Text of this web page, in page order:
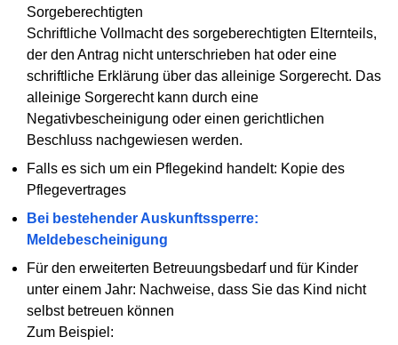
Sorgeberechtigten
Schriftliche Vollmacht des sorgeberechtigten Elternteils,
der den Antrag nicht unterschrieben hat oder eine
schriftliche Erklärung über das alleinige Sorgerecht. Das
alleinige Sorgerecht kann durch eine
Negativbescheinigung oder einen gerichtlichen
Beschluss nachgewiesen werden.
Falls es sich um ein Pflegekind handelt: Kopie des
Pflegevertrages
Bei bestehender Auskunftssperre:
Meldebescheinigung
Für den erweiterten Betreuungsbedarf und für Kinder
unter einem Jahr: Nachweise, dass Sie das Kind nicht
selbst betreuen können
Zum Beispiel: